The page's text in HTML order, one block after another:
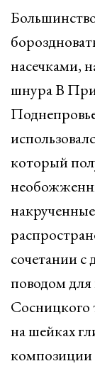
насечками,
шнура В
который
сочетании с
поводом
Сосницкого
на шейках